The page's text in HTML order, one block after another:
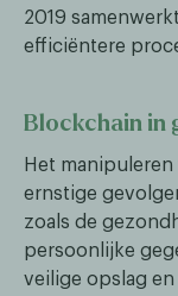
2019
efficiëntere
Blockchain in
Het
ernstige
zoals de
persoonlijke
veilige opslag